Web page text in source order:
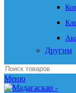
Другим
Меню